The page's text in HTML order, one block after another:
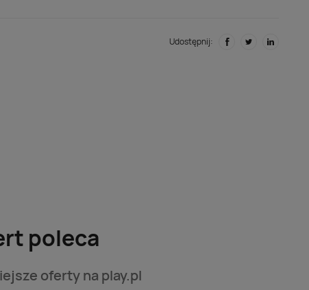
Udostępnij:
poleca
oferty na play.pl